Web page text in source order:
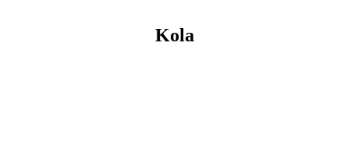
Kola